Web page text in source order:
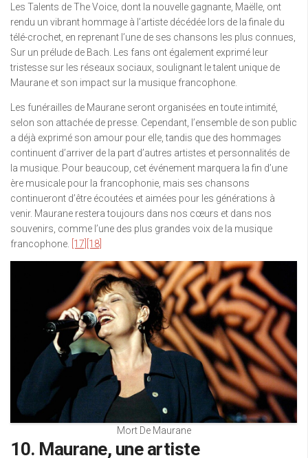
Les Talents de The Voice, dont la nouvelle gagnante, Maëlle, ont
rendu un vibrant hommage à l’artiste décédée lors de la finale du
télé-crochet, en reprenant l’une de ses chansons les plus connues,
Sur un prélude de Bach. Les fans ont également exprimé leur
tristesse sur les réseaux sociaux, soulignant le talent unique de
Maurane et son impact sur la musique francophone.
Les funérailles de Maurane seront organisées en toute intimité,
selon son attachée de presse. Cependant, l’ensemble de son public
a déjà exprimé son amour pour elle, tandis que des hommages
continuent d’arriver de la part d’autres artistes et personnalités de
la musique. Pour beaucoup, cet événement marquera la fin d’une
ère musicale pour la francophonie, mais ses chansons
continueront d’être écoutées et aimées pour les générations à
venir. Maurane restera toujours dans nos cœurs et dans nos
souvenirs, comme l’une des plus grandes voix de la musique
francophone. [17] [18]
Mort De Maurane
10. Maurane, une artiste